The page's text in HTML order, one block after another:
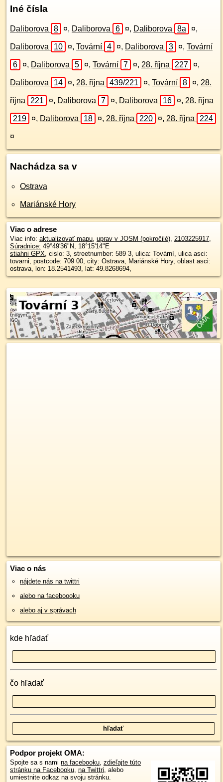
Iné čísla
Daliborova 8 ¤, Daliborova 6 ¤, Daliborova 8a ¤,
Daliborova 10 ¤, Tovární 4 ¤, Daliborova 3 ¤, Tovární
6 ¤, Daliborova 5 ¤, Tovární 7 ¤, 28. října 227 ¤,
Daliborova 14 ¤, 28. října 439/221 ¤, Tovární 8 ¤, 28.
října 221 ¤, Daliborova 7 ¤, Daliborova 16 ¤, 28. října
219 ¤, Daliborova 18 ¤, 28. října 220 ¤, 28. října 224
¤
Nachádza sa v
Ostrava
Mariánské Hory
Viac o adrese
Viac info: aktualizovať mapu, uprav v JOSM (pokročilé), 2103225917,
Súradnice: 49°49'36"N, 18°15'14"E
stiahni GPX, cislo: 3, streetnumber: 589 3, ulica: Tovární, ulica asci:
tovarni, postcode: 709 00, city: Ostrava, Mariánské Hory, oblast asci:
ostrava, lon: 18.2541493, lat: 49.8268694,
Viac o nás
nájdete nás na twittri
alebo na faceboooku
alebo aj v správach
kde hľadať
čo hľadať
Podpor projekt OMA:
Spojte sa s nami na facebooku, zdieľajte túto
stránku na Facebooku, na Twittri, alebo
umiestnite odkaz na svoju stránku.